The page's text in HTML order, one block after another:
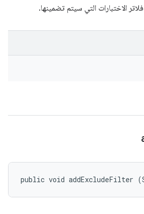
فلاتر الاختبارات التي سيتم تضمينها.
public void